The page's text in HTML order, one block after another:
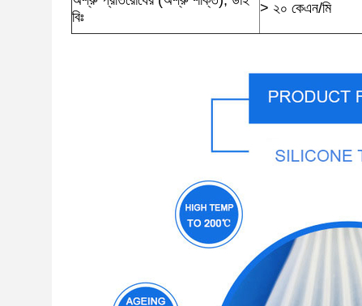
বিঃ
> ২০ কেএন/মি